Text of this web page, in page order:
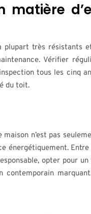
matière
très résistants
Vérifier
tous les cinq
du toit.
n’est pas
énergétiquement.
opter pour
contemporain